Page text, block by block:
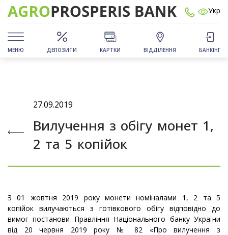
Укр
МЕНЮ ДЕПОЗИТИ КАРТКИ ВІДДІЛЕННЯ БАНКІНГ
27.09.2019
Вилучення з обігу монет 1,
2 та 5 копійок
З 01 жовтня 2019 року монети номіналами 1, 2 та 5
копійок вилучаються з готівкового обігу відповідно до
вимог постанови Правління Національного банку України
від 20 червня 2019 року № 82 «Про вилучення з